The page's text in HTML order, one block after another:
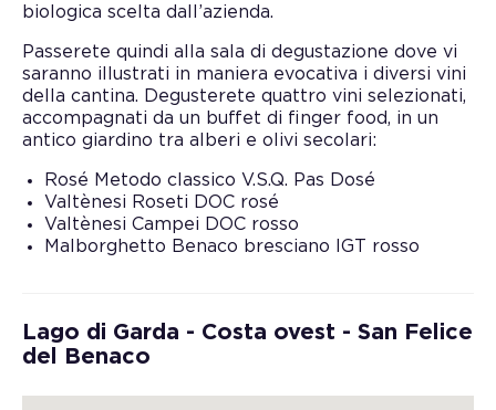
biologica scelta dall’azienda.
Passerete quindi alla sala di degustazione dove vi
saranno illustrati in maniera evocativa i diversi vini
della cantina. Degusterete quattro vini selezionati,
accompagnati da un buffet di finger food, in un
antico giardino tra alberi e olivi secolari:
Rosé Metodo classico V.S.Q. Pas Dosé
Valtènesi Roseti DOC rosé
Valtènesi Campei DOC rosso
Malborghetto Benaco bresciano IGT rosso
Lago di Garda - Costa ovest - San Felice
del Benaco